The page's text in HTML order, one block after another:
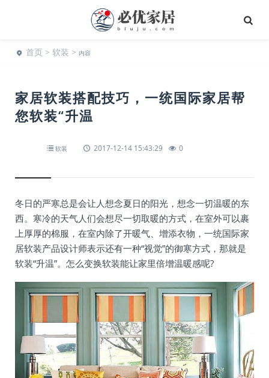
首页 > 软装 > 内容
家居软装搭配技巧，一统国际家居帮
您软装“升温
软装 2017-12-14 15:43:29 0
冬日的严寒总是会让人想念夏日的阳光，想念一切温暖的东
西。寒冷的天气人们会想尽一切取暖的方式，在室外可以裹
上厚厚的棉服，在室内除了开暖气、增添衣物，一统国际家
居软装产品设计师表示还有一种“视觉”的御寒方式，那就是
软装“升温”。怎么变换软装能让家里倍增温暖感呢?